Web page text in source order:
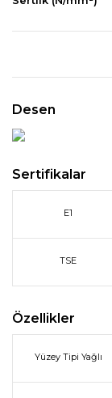
Desen
Sertifikalar
E1
TSE
Özellikler
Yüzey Tipi Yağlı